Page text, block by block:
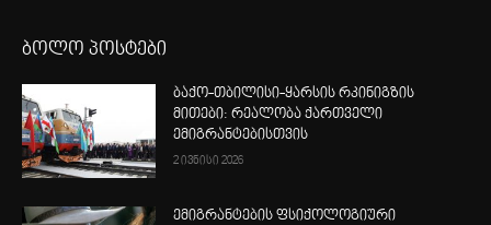
ბოლო პოსტები
ბაქო-თბილისი-ყარსის რკინიგზის
მითები: რეალობა ქართველი
ემიგრანტებისთვის
2 ივნისი 2026
ემიგრანტების ფსიქოლოგიური